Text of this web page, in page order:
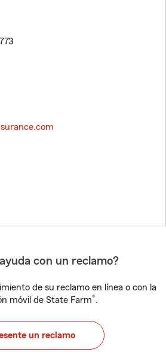
con un reclamo?
de su reclamo en línea o con la
móvil de State Farm®.
un reclamo